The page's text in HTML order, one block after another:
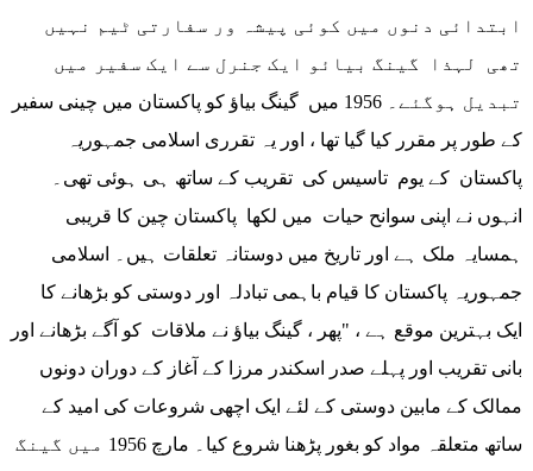
ابتدائی دنوں میں کوئی پیشہ ور سفارتی ٹیم نہیں
تھی لہذا گینگ بیائو ایک جنرل سے ایک سفیر میں
تبدیل ہوگئے۔ 1956 میں گینگ بیاؤ کو پاکستان میں چینی سفیر
کے طور پر مقرر کیا گیا تھا ، اور یہ تقرری اسلامی جمہوریہ
پاکستان کے یوم تاسیس کی تقریب کے ساتھ ہی ہوئی تھی۔
انہوں نے اپنی سوانح حیات میں لکھا پاکستان چین کا قریبی
ہمسایہ ملک ہے اور تاریخ میں دوستانہ تعلقات ہیں۔ اسلامی
جمہوریہ پاکستان کا قیام باہمی تبادلہ اور دوستی کو بڑھانے کا
ایک بہترین موقع ہے ، "پھر ، گینگ بیاؤ نے ملاقات کو آگے بڑھانے اور
بانی تقریب اور پہلے صدر اسکندر مرزا کے آغاز کے دوران دونوں
ممالک کے مابین دوستی کے لئے ایک اچھی شروعات کی امید کے
ساتھ متعلقہ مواد کو بغور پڑھنا شروع کیا۔ مارچ 1956 میں گینگ